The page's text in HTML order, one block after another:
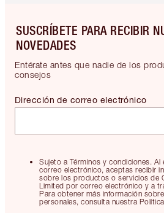
SUSCRÍBETE PARA RECIBIR
NOVEDADES
Entérate antes que nadie de los
consejos
Sujeto a Términos y condiciones. Al
correo electrónico, aceptas recibir
sobre los productos o servicios de
Limited por correo electrónico y a
Para obtener más información
personales, consulta nuestra
Dirección de correo electrónico